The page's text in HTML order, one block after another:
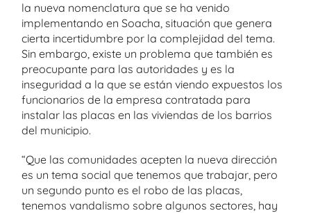
la nueva nomenclatura que se ha venido
implementando en Soacha, situación que genera
cierta incertidumbre por la complejidad del tema.
Sin embargo, existe un problema que también es
preocupante para las autoridades y es la
inseguridad a la que se están viendo expuestos los
funcionarios de la empresa contratada para
instalar las placas en las viviendas de los barrios
del municipio.
“Que las comunidades acepten la nueva dirección
es un tema social que tenemos que trabajar, pero
un segundo punto es el robo de las placas,
tenemos vandalismo sobre algunos sectores, hay